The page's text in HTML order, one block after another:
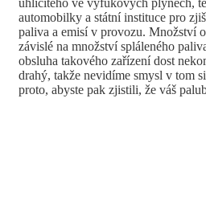
uhličitého ve výfukových plynech,
automobilky a státní instituce pro
paliva a emisí v provozu. Množství
závislé na množství spláleného
obsluha takového zařízení dost
drahý, takže nevidíme smysl v tom
proto, abyste pak zjistili, že váš